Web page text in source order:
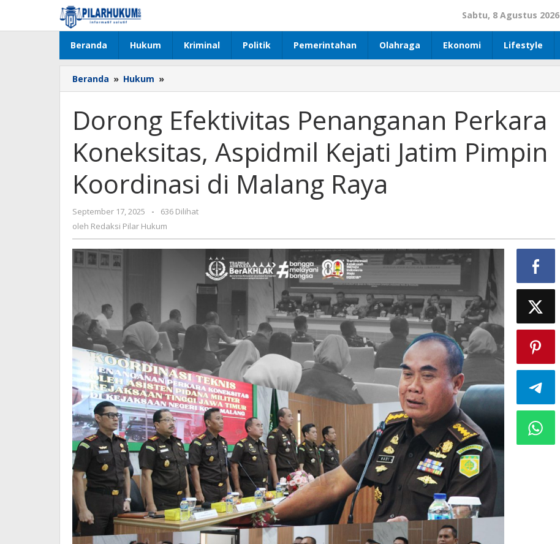
konten
Sabtu, 8 Agustus 2026
Beranda Hukum Kriminal Politik Pemerintahan Olahraga Ekonomi Lifestyle
Beranda » Hukum »
Efektivitas
Perkara
Koneksitas,
Aspidmil
Kejati
Pimpin
Koordinasi
di
Raya
Dorong Efektivitas Penanganan Perkara
Koneksitas, Aspidmil Kejati Jatim Pimpin
Koordinasi di Malang Raya
September 17, 2025
oleh
Redaksi
Hukum
-
636 Dilihat
oleh Redaksi Pilar Hukum